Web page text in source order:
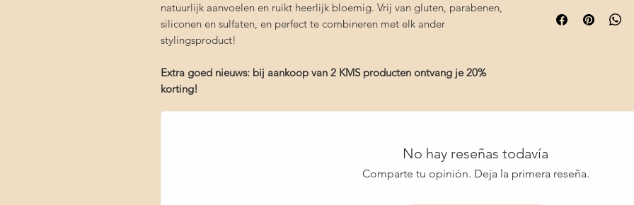
natuurlijk aanvoelen en ruikt heerlijk bloemig. Vrij van gluten, parabenen,
siliconen en sulfaten, en perfect te combineren met elk ander
stylingsproduct!
Extra goed nieuws: bij aankoop van 2 KMS producten ontvang je 20%
korting!
Glycol, Water /
brengen.
Deskundig
No hay reseñas todavía
Comparte tu opinión. Deja la primera reseña.